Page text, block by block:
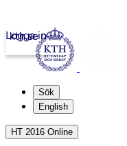
kth.se
Logga in
Sök
English
HT 2016 Online